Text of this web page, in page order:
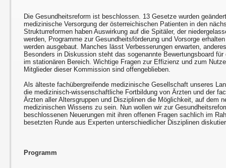
Die Gesundheitsreform ist beschlossen. 13 Gesetze wurden
medizinische Versorgung der österreichischen Patienten in den
Strukturreformen haben Auswirkung auf die Spitäler, der
werden, Programme zur Gesundheitsförderung und Vorsorge
werden ausgebaut. Manches lässt Verbesserungen erwarten,
Besonders in Diskussion steht das sogenannte Bewertungsboard
im stationären Bereich. Wichtige Fragen zur Effizienz und zum
Mitglieder dieser Kommission sind offengeblieben.
Als älteste fachübergreifende medizinische Gesellschaft unseres
die medizinisch-wissenschaftliche Fortbildung von Ärzten und der
Ärzten aller Altersgruppen und Disziplinen die Möglichkeit, auf dem
medizinischen Wissens zu sein. Nun wollen wir zur
beschlossenen Neuerungen mit ihren offenen Fragen sachlich im
besetzten Runde aus Experten unterschiedlicher Disziplinen
Programm